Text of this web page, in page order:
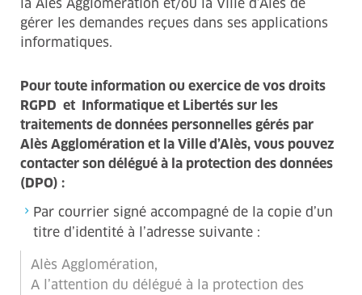
gérer les demandes reçues dans ses applications
informatiques.
Pour toute information ou exercice de vos droits
RGPD et Informatique et Libertés sur les
traitements de données personnelles gérés par
Alès Agglomération et la Ville d’Alès, vous pouvez
contacter son délégué à la protection des données
(DPO) :
Par courrier signé accompagné de la copie d’un
titre d’identité à l’adresse suivante :
Alès Agglomération,
A l’attention du délégué à la protection des